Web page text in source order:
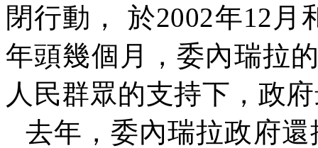
閉行動，
於2002年12 月
年頭幾個月，委內瑞拉
人民群眾的支持下，政
去年，委內瑞拉政府